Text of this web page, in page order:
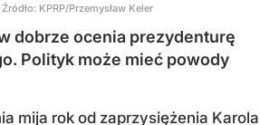
Źródło: KPRP/Przemysław Keler
dobrze ocenia prezydenturę
Polityk może mieć powody
mija rok od zaprzysiężenia Karola